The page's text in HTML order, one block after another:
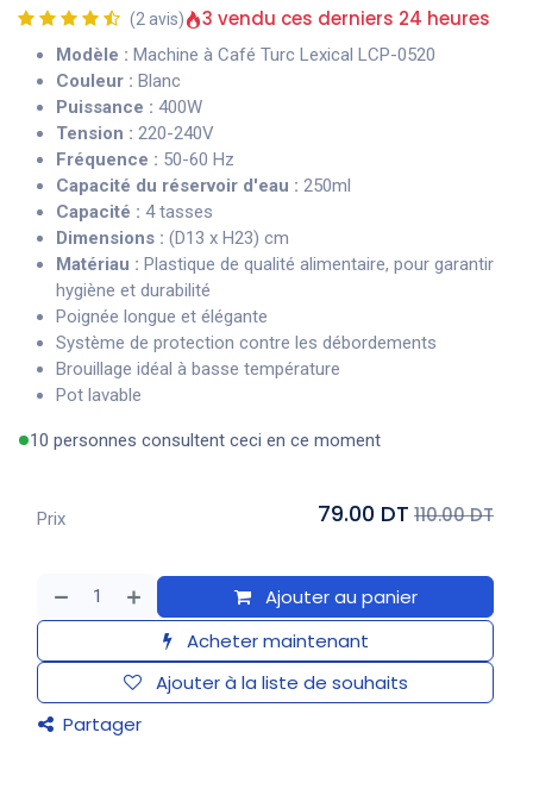
(2 avis) 3 vendu ces derniers 24 heures
Modèle : Machine à Café Turc Lexical LCP-0520
Couleur : Blanc
Puissance : 400W
Tension : 220-240V
Fréquence : 50-60 Hz
Capacité du réservoir d'eau : 250ml
Capacité : 4 tasses
Dimensions : (D13 x H23) cm
Matériau : Plastique de qualité alimentaire, pour garantir
hygiène et durabilité
Poignée longue et élégante
Système de protection contre les débordements
Brouillage idéal à basse température
Pot lavable
10 personnes consultent ceci en ce moment
Ajouter au panier
Acheter maintenant
Ajouter à la liste de souhaits
Partager
Prix 79.00 DT 110.00 DT